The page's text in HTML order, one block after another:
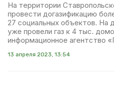
На территории
провести догазификацию
27 социальных объектов. На
уже провели газ к 4 тыс.
информационное агентство
13 апреля 2023, 13:54